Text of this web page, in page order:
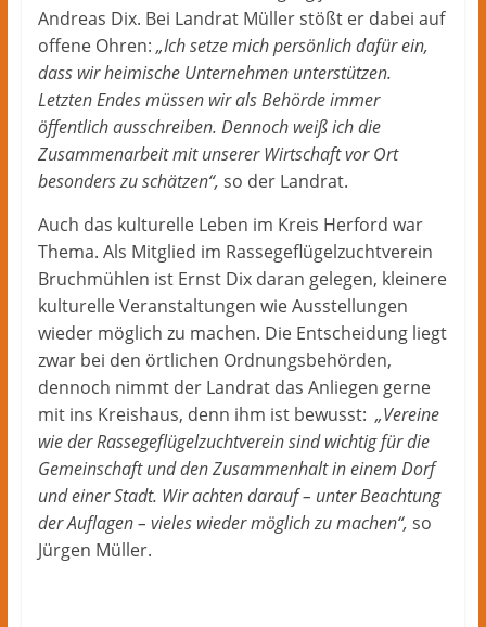
Andreas Dix. Bei Landrat Müller stößt er dabei auf
offene Ohren: „Ich setze mich persönlich dafür ein,
dass wir heimische Unternehmen unterstützen.
Letzten Endes müssen wir als Behörde immer
öffentlich ausschreiben. Dennoch weiß ich die
Zusammenarbeit mit unserer Wirtschaft vor Ort
besonders zu schätzen“, so der Landrat.
Auch das kulturelle Leben im Kreis Herford war
Thema. Als Mitglied im Rassegeflügelzuchtverein
Bruchmühlen ist Ernst Dix daran gelegen, kleinere
kulturelle Veranstaltungen wie Ausstellungen
wieder möglich zu machen. Die Entscheidung liegt
zwar bei den örtlichen Ordnungsbehörden,
dennoch nimmt der Landrat das Anliegen gerne
mit ins Kreishaus, denn ihm ist bewusst: „Vereine
wie der Rassegeflügelzuchtverein sind wichtig für die
Gemeinschaft und den Zusammenhalt in einem Dorf
und einer Stadt. Wir achten darauf – unter Beachtung
der Auflagen – vieles wieder möglich zu machen“, so
Jürgen Müller.